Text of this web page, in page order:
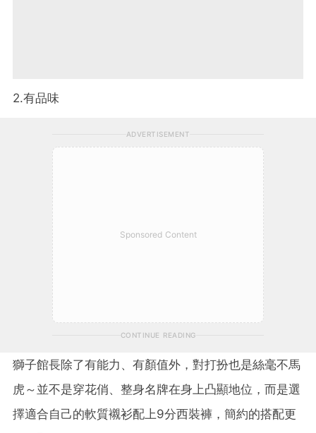
2.有品味
ADVERTISEMENT
Sponsored Content
CONTINUE READING
獅子館長除了有能力、有顏值外，對打扮也是絲毫不馬
虎～並不是穿花俏、整身名牌在身上凸顯地位，而是選
擇適合自己的軟質襯衫配上9分西裝褲，簡約的搭配更